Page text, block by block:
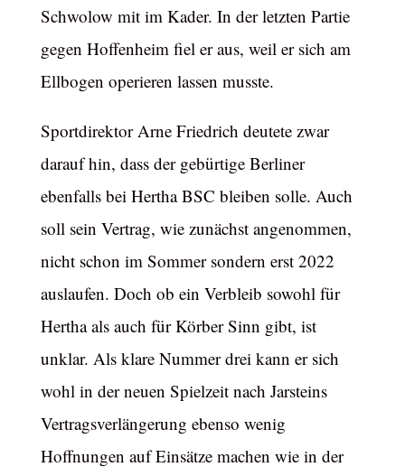
Schwolow mit im Kader. In der letzten Partie
gegen Hoffenheim fiel er aus, weil er sich am
Ellbogen operieren lassen musste.
Sportdirektor Arne Friedrich deutete zwar
darauf hin, dass der gebürtige Berliner
ebenfalls bei Hertha BSC bleiben solle. Auch
soll sein Vertrag, wie zunächst angenommen,
nicht schon im Sommer sondern erst 2022
auslaufen. Doch ob ein Verbleib sowohl für
Hertha als auch für Körber Sinn gibt, ist
unklar. Als klare Nummer drei kann er sich
wohl in der neuen Spielzeit nach Jarsteins
Vertragsverlängerung ebenso wenig
Hoffnungen auf Einsätze machen wie in der